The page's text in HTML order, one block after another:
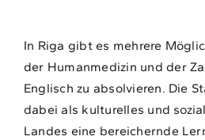
In Riga gibt es mehrere
der Humanmedizin und der
Englisch zu absolvieren. Die
dabei als kulturelles und
Landes eine bereichernde